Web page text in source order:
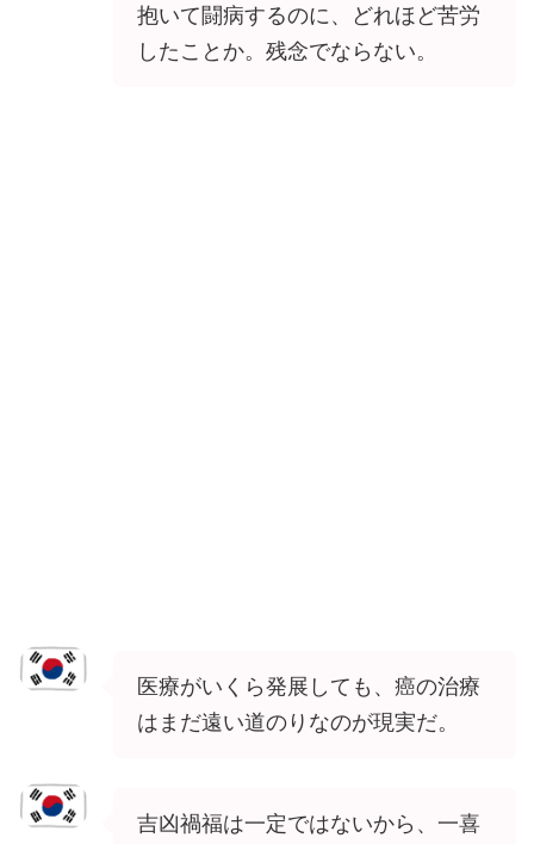
抱いて闘病するのに、どれほど苦労
したことか。残念でならない。
医療がいくら発展しても、癌の治療
はまだ遠い道のりなのが現実だ。
吉凶禍福は一定ではないから、一喜